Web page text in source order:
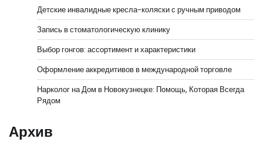
Детские инвалидные кресла-коляски с ручным приводом
Запись в стоматологическую клинику
Выбор гонгов: ассортимент и характеристики
Оформление аккредитивов в международной торговле
Нарколог на Дом в Новокузнецке: Помощь, Которая Всегда
Рядом
Архив